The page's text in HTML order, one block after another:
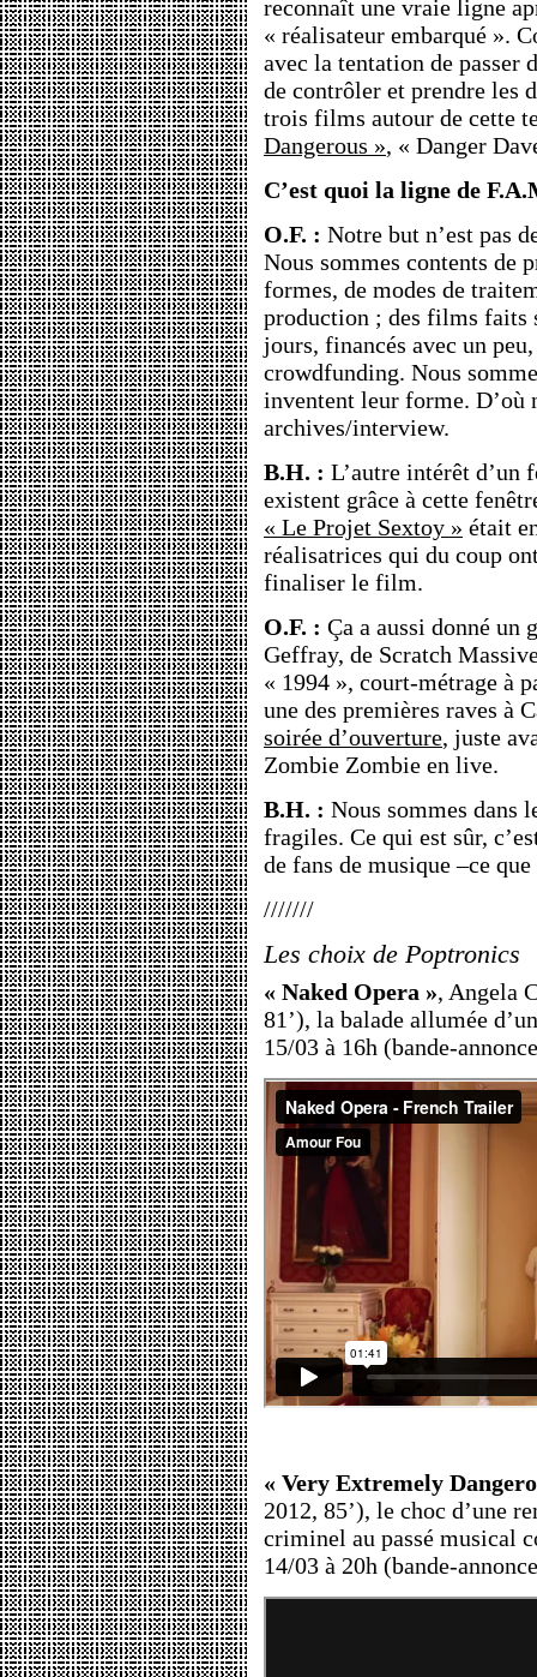
reconnaît une vraie ligne
« réalisateur embarqué ».
avec la tentation de passer
de contrôler et prendre les
trois films autour de cette
Dangerous », « Danger
C’est quoi la ligne de
O.F. : Notre but n’est pas
Nous sommes contents de
formes, de modes de
production ; des films faits
jours, financés avec un
crowdfunding. Nous
inventent leur forme.
archives/interview.
B.H. : L’autre intérêt d’un
existent grâce à cette
« Le Projet Sextoy » était
réalisatrices qui du coup
finaliser le film.
O.F. : Ça a aussi donné un
Geffray, de Scratch
« 1994 », court-métrage à
une des premières raves à
soirée d’ouverture, juste
Zombie Zombie en live.
B.H. : Nous sommes dans
fragiles. Ce qui est sûr,
de fans de musique –ce
///////
Les choix de Poptronics
« Naked Opera », Angela
81’), la balade allumée
15/03 à 16h (bande-
« Very Extremely
2012, 85’), le choc d’une
criminel au passé musical
14/03 à 20h (bande-